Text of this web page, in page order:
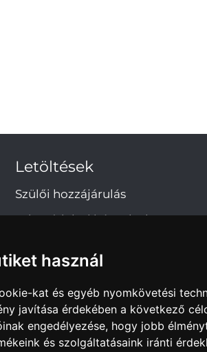
használ
kat és egyéb nyomkövetési
javítása érdekében a következő
engedélyezése, hogy jobb
és szolgáltatásaink iránti
Letöltések
Szülői hozzájárulás
Adatvédelmi irányelvek